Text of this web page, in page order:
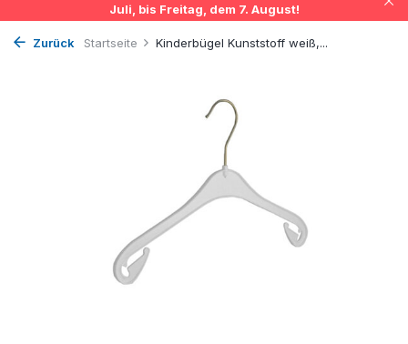
Juli, bis Freitag, dem 7. August!
Zurück Startseite Kinderbügel Kunststoff weiß,...